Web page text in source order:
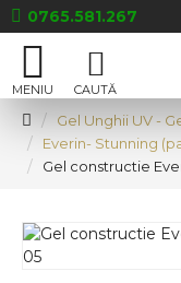
0765.581.267
Gel Unghii UV -
Everin- Stunning
Gel constructie